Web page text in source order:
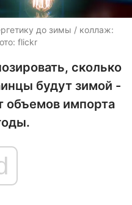
до зимы / коллаж:
flickr
сколько
будут зимой -
объемов импорта